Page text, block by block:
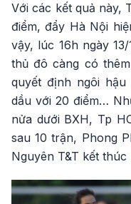
Với các kết quả này,
điểm, đẩy Hà Nội
vậy, lúc 16h ngày
thủ đô càng có
quyết định ngôi
dầu với 20 điểm…
nửa dưới BXH, Tp
sau 10 trận, Phong
Nguyên T&T kết